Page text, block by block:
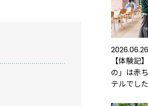
2026.06.26
【体験記
の」は赤
テルでした
詳しく
ての方におすすめの